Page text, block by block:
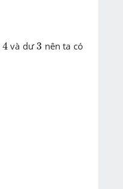
4
4và dư3
3 nên ta có